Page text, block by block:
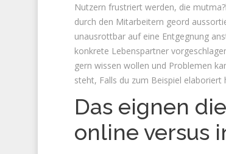
Nutzern frustriert werden, die
durch den Mitarbeitern geord
unausrottbar auf eine Entgegnung
konkrete Lebenspartner
gern wissen wollen und Problemen
steht, Falls du zum Beispiel
Das eignen
online versus